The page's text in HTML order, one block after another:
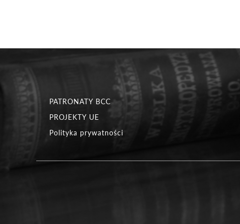
PATRONATY BCC
PROJEKTY UE
Polityka prywatności